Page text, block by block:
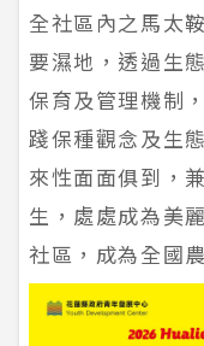
全社區內之馬太
要濕地，透過生
保育及管理機制
踐保種觀念及生
來性面面俱到，
生，處處成為美
社區，成為全國